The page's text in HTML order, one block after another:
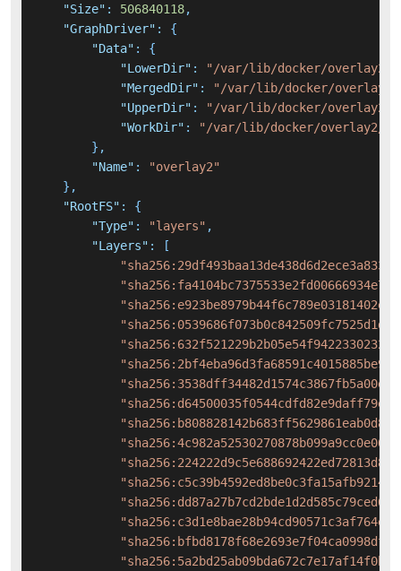
"Size" : 506840118,
"GraphDriver" :
{
"Data" :
{
"LowerDir" :
"/var/lib/docker/overlay2/
"MergedDir" :
"/var/lib/docker/overlay2/
"UpperDir" :
"/var/lib/docker/overlay2/
"WorkDir" :
"/var/lib/docker/overlay2/
} ,
"Name" :
"overlay2"
} ,
"RootFS" :
{
"Type" : "layers" ,
"Layers" :
[